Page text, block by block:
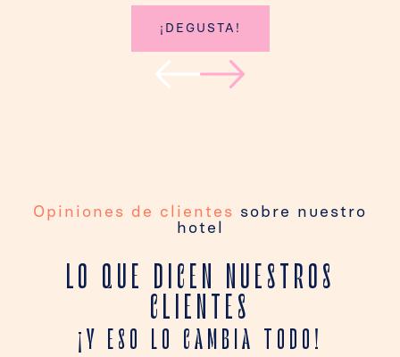
¡DEGUSTA!
Opiniones de clientes sobre nuestro
hotel
LO QUE DICEN NUESTROS
CLIENTES
¡Y ESO LO CAMBIA TODO!